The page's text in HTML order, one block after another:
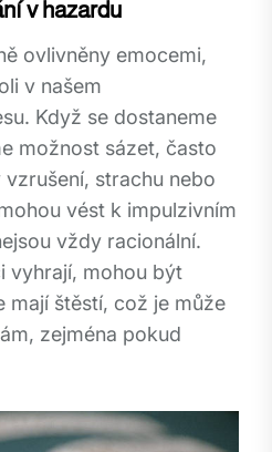
v hazardu
ovlivněny emocemi,
v našem
Když se dostaneme
možnost sázet, často
strachu nebo
vést k impulzivním
vždy racionální.
vyhrají, mohou být
mají štěstí, což je může
zejména pokud